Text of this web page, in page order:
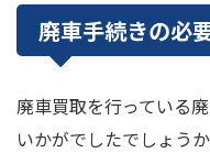
廃車手続きの必
廃車買取を行っている
いかがでしたでしょう